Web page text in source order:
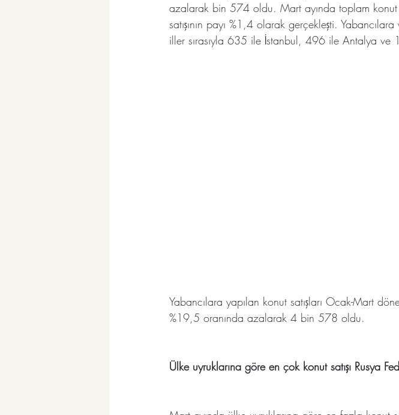
azalarak bin 574 oldu. Mart ayında toplam konut
satışının payı %1,4 olarak gerçekleşti.
iller sırasıyla 635 ile İstanbul, 496 ile Antalya ve
Yabancılara yapılan konut satışları Ocak-Mart
%19,5 oranında azalarak 4 bin 578 oldu.
Ülke uyruklarına göre en çok konut satışı Rusya